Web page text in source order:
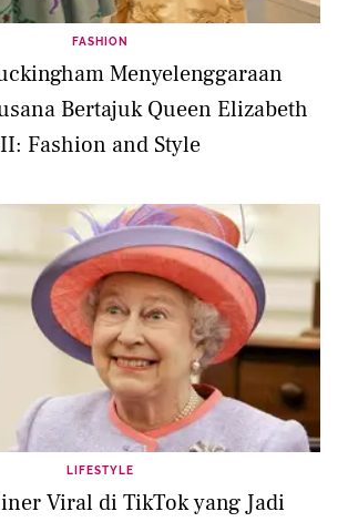
FASHION
Menyelenggaraan
Bertajuk Queen Elizabeth
II: Fashion and Style
LIFESTYLE
Viral di TikTok yang Jadi